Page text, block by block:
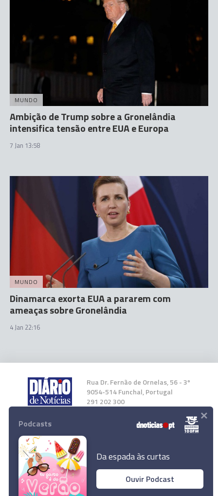
MUNDO
Ambição de Trump sobre a Gronelândia
intensifica tensão entre EUA e Europa
7 Jan 13:58
MUNDO
Dinamarca exorta EUA a pararem com
ameaças sobre Gronelândia
4 Jan 22:16
Rua Dr. Fernão de Ornelas, 56 - 3º
9054-514 Funchal, Portugal
291 202 300
Instale a nossa App
© 2026 Empresa Diário de Notícias, Lda.
Podcasts
Da espada às curtas
Ouvir Podcast
×